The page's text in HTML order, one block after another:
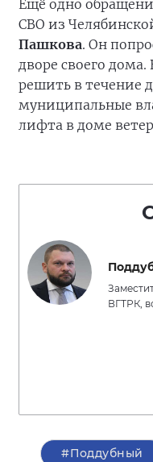
Ещё одно
СВО из
Пашкова. Он
дворе своего
решить в течение
муниципальные
лифта в доме
ВГТРК,
#Поддубный